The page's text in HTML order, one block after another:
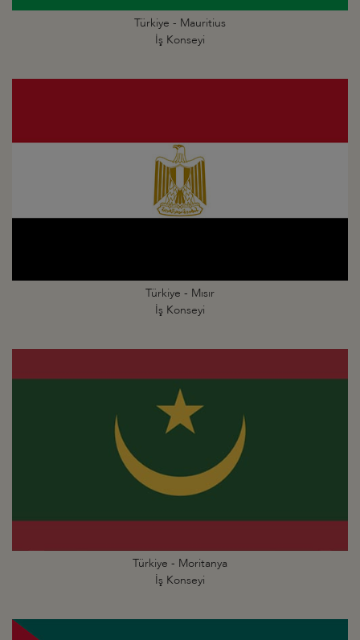
Türkiye - Mauritius
İş Konseyi
Türkiye - Mısır
İş Konseyi
Türkiye - Moritanya
İş Konseyi